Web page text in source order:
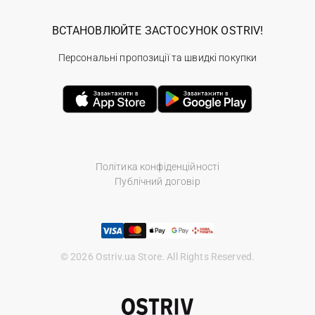
Політика конфіденційності
Публічний договір
© 2026 Ostriv.ua Store. All Rights Reserved.
ВСТАНОВЛЮЙТЕ ЗАСТОСУНОК OSTRIV!
Персональні пропозиції та швидкі покупки